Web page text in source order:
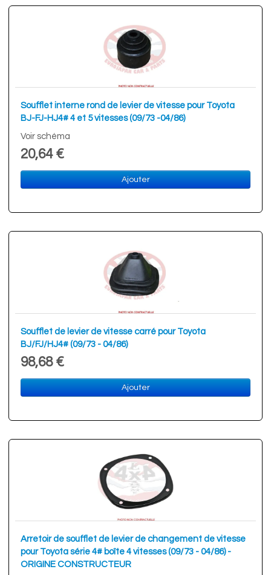
Soufflet interne rond de levier de vitesse pour Toyota
BJ-FJ-HJ4# 4 et 5 vitesses (09/73 -04/86)
Voir schéma
20,64 €
Ajouter
Soufflet de levier de vitesse carré pour Toyota
BJ/FJ/HJ4# (09/73 - 04/86)
98,68 €
Ajouter
Arretoir de soufflet de levier de changement de vitesse
pour Toyota série 4# boîte 4 vitesses (09/73 - 04/86) -
ORIGINE CONSTRUCTEUR